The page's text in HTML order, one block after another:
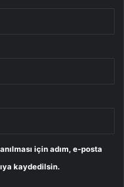
için adım, e-posta
kaydedilsin.